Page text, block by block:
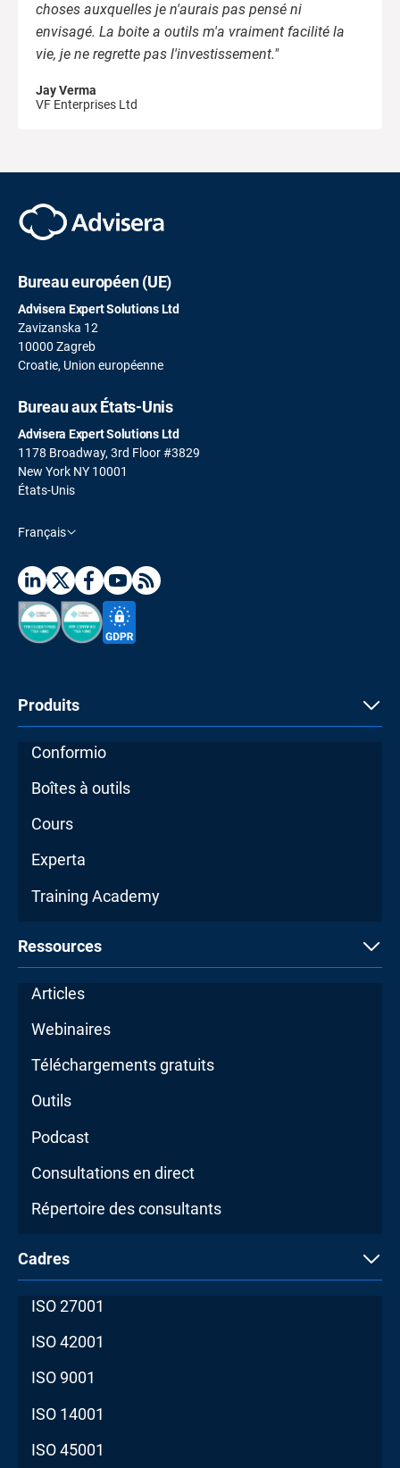
choses auxquelles je n'aurais pas pensé ni
envisagé. La boite a outils m'a vraiment facilité la
vie, je ne regrette pas l'investissement."
Jay Verma
VF Enterprises Ltd
Bureau européen (UE)
Advisera Expert Solutions Ltd
Zavizanska 12
10000 Zagreb
Croatie, Union européenne
Bureau aux États-Unis
Advisera Expert Solutions Ltd
1178 Broadway, 3rd Floor #3829
New York NY 10001
États-Unis
Français
Produits
Conformio
Boîtes à outils
Cours
Experta
Training Academy
Ressources
Articles
Webinaires
Téléchargements gratuits
Outils
Podcast
Consultations en direct
Répertoire des consultants
Cadres
ISO 27001
ISO 42001
ISO 9001
ISO 14001
ISO 45001